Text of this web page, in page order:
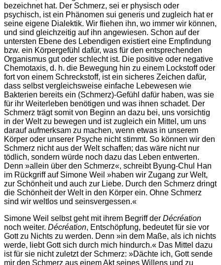
bezeichnet hat. Der Schmerz, sei er physisch oder
psychisch, ist ein Phänomen sui generis und zugleich hat er
seine eigene Dialektik. Wir fliehen ihn, wo immer wir können,
und sind gleichzeitig auf ihn angewiesen. Schon auf der
untersten Ebene des Lebendigen existiert eine Empfindung
bzw. ein Körpergefühl dafür, was für den entsprechenden
Organismus gut oder schlecht ist. Die positive oder negative
Chemotaxis, d. h. die Bewegung hin zu einem Lockstoff oder
fort von einem Schreckstoff, ist ein sicheres Zeichen dafür,
dass selbst vergleichsweise einfache Lebewesen wie
Bakterien bereits ein (Schmerz)-Gefühl dafür haben, was sie
für ihr Weiterleben benötigen und was ihnen schadet. Der
Schmerz trägt somit von Beginn an dazu bei, uns vorsichtig
in der Welt zu bewegen und ist zugleich ein Mittel, um uns
darauf aufmerksam zu machen, wenn etwas in unserem
Körper oder unserer Psyche nicht stimmt. So können wir den
Schmerz nicht aus der Welt schaffen; das wäre nicht nur
tödlich, sondern würde noch dazu das Leben entwerten.
Denn »allein über den Schmerz«, schreibt Byung-Chul Han
im Rückgriff auf Simone Weil »haben wir Zugang zur Welt,
zur Schönheit und auch zur Liebe. Durch den Schmerz dringt
die Schönheit der Welt in den Körper ein. Ohne Schmerz
sind wir weltlos und seinsvergessen.«
Simone Weil selbst geht mit ihrem Begriff der Décréation
noch weiter. Décréation, Entschöpfung, bedeutet für sie vor
Gott zu Nichts zu werden. Denn »in dem Maße, als ich nichts
werde, liebt Gott sich durch mich hindurch.« Das Mittel dazu
ist für sie nicht zuletzt der Schmerz: »Dächte ich, Gott sende
mir den Schmerz aus einem Akt seines Willens und zu